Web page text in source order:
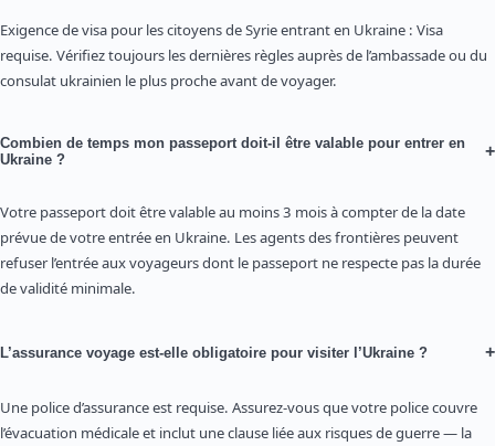
Exigence de visa pour les citoyens de Syrie entrant en Ukraine : Visa
requise. Vérifiez toujours les dernières règles auprès de l’ambassade ou du
consulat ukrainien le plus proche avant de voyager.
Combien de temps mon passeport doit-il être valable pour entrer en
Ukraine ?
+
Votre passeport doit être valable au moins 3 mois à compter de la date
prévue de votre entrée en Ukraine. Les agents des frontières peuvent
refuser l’entrée aux voyageurs dont le passeport ne respecte pas la durée
de validité minimale.
L’assurance voyage est-elle obligatoire pour visiter l’Ukraine ? +
Une police d’assurance est requise. Assurez-vous que votre police couvre
l’évacuation médicale et inclut une clause liée aux risques de guerre — la